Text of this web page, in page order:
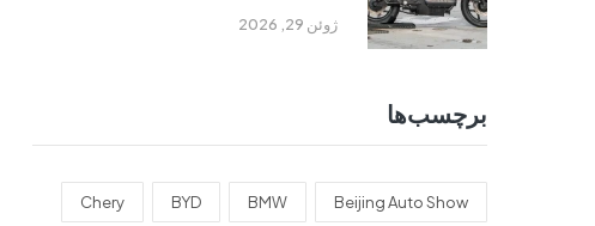
ژوئن 29, 2026
برچسب‌ها
Beijing Auto Show
BMW
BYD
Chery